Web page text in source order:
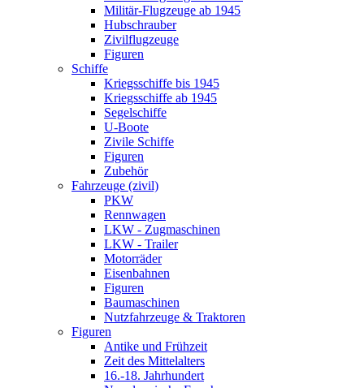
Militär-Flugzeuge ab 1945
Hubschrauber
Zivilflugzeuge
Figuren
Schiffe
Kriegsschiffe bis 1945
Kriegsschiffe ab 1945
Segelschiffe
U-Boote
Zivile Schiffe
Figuren
Zubehör
Fahrzeuge (zivil)
PKW
Rennwagen
LKW - Zugmaschinen
LKW - Trailer
Motorräder
Eisenbahnen
Figuren
Baumaschinen
Nutzfahrzeuge & Traktoren
Figuren
Antike und Frühzeit
Zeit des Mittelalters
16.-18. Jahrhundert